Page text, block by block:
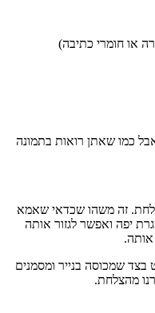
או חומרי כתיבה)
כמו שאתן רואות בתמונה
זה משהו שכדאי שאמא
יפה ואפשר לגזור אותה
אותה.
בצד שמכוסה בנייר ומסמנים
מהצלחת.